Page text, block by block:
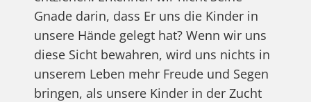
Gnade darin, dass Er uns die Kinder in
unsere Hände gelegt hat? Wenn wir uns
diese Sicht bewahren, wird uns nichts in
unserem Leben mehr Freude und Segen
bringen, als unsere Kinder in der Zucht